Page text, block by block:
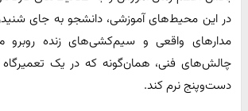
در این محیط‌های آموزشی، دانشجو به جای
مدارهای واقعی و سیم‌کشی‌های زنده روبرو
چالش‌های فنی، همان‌گونه که در یک
دست‌وپنج نرم کند.